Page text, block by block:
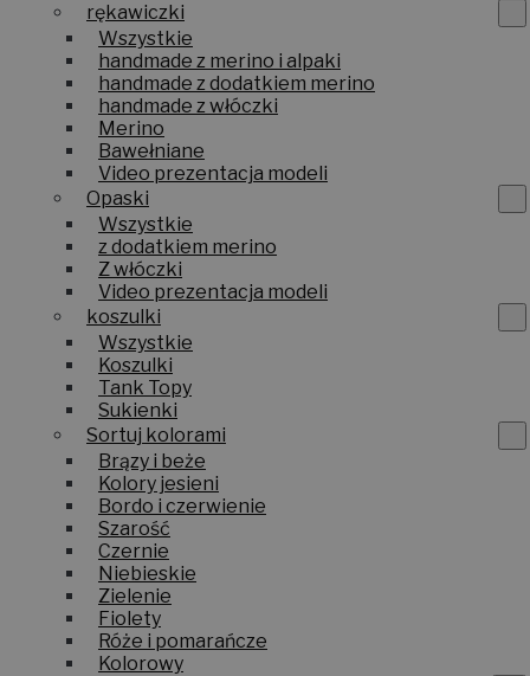
rękawiczki
Wszystkie
handmade z merino i alpaki
handmade z dodatkiem merino
handmade z włóczki
Merino
Bawełniane
Video prezentacja modeli
Opaski
Wszystkie
z dodatkiem merino
Z włóczki
Video prezentacja modeli
koszulki
Wszystkie
Koszulki
Tank Topy
Sukienki
Sortuj kolorami
Brązy i beże
Kolory jesieni
Bordo i czerwienie
Szarość
Czernie
Niebieskie
Zielenie
Fiolety
Róże i pomarańcze
Kolorowy